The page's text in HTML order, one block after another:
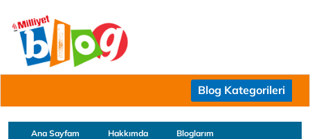
Blog Kategorileri
Ana Sayfam Hakkımda Bloglarım